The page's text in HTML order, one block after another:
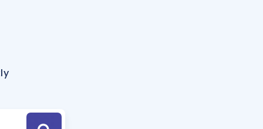
Hesaplama Aracı
için Öneriler
Tek Takvimde